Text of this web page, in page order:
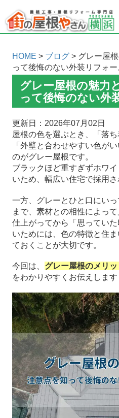
HOME > ブログ> グレー屋
って後悔のない外装リフォー
グレー屋根の魅力
って後悔のない外
更新日：2026年07月02日
屋根の色を選ぶとき、「落ち
「外壁と合わせやすい色が
のがグレー屋根です。
ブラックほど重すぎずホワ
いため、幅広い住宅で採用さ
一方、グレーとひと口にい
まで、素材との相性によって
仕上がってから「思ってい
いためには、色の特徴と住
ておくことが大切です。
今回は、 グレー屋根のメリ
をわかりやすくお伝えします